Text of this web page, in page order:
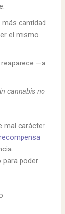
cantidad
el mismo
reaparece —a
cannabis no
mal carácter.
para poder